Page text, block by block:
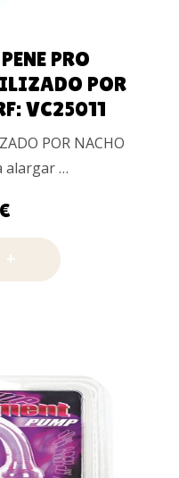
PRO
POR
VC25011
POR NACHO
alargar …
€